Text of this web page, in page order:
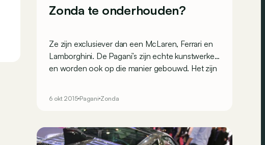
Zonda te onderhouden?
Ze zijn exclusiever dan een McLaren, Ferrari en
Lamborghini. De Pagani’s zijn echte kunstwerken
en worden ook op die manier gebouwd. Het zijn
onderhouden? Wel, er is goed en er is slecht
6 okt 2015 Pagani Zonda